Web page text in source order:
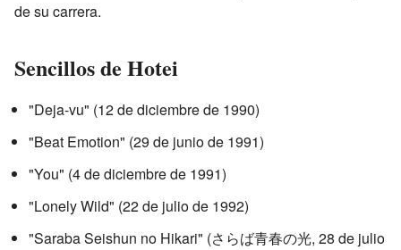
de su carrera.
Sencillos de Hotei
"Deja-vu" (12 de diciembre de 1990)
"Beat Emotion" (29 de junio de 1991)
"You" (4 de diciembre de 1991)
"Lonely Wild" (22 de julio de 1992)
"Saraba Seishun no Hikari" (さらば青春の光, 28 de julio